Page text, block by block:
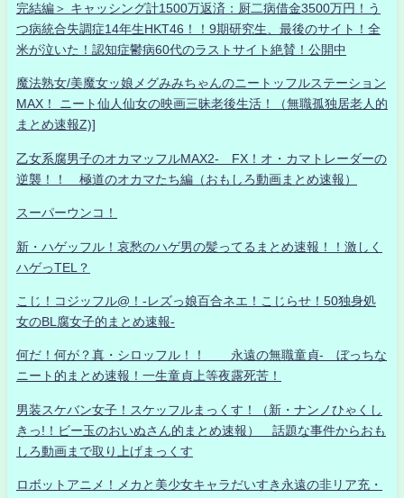
完結編＞ キャッシング計1500万返済：厨二病借金3500万円！う
つ病統合失調症14年生HKT46！！9期研究生、最後のサイト！全
米が泣いた！認知症鬱病60代のラストサイト絶賛！公開中
魔法熟女/美魔女ッ娘メグみみちゃんのニートッフルステーション
MAX！ ニート仙人仙女の映画三昧老後生活！（無職孤独居老人的
まとめ速報Z)]
乙女系腐男子のオカマッフルMAX2- FX！オ・カマトレーダーの
逆襲！！ 極道のオカマたち編（おもしろ動画まとめ速報）
スーパーウンコ！
新・ハゲッフル！哀愁のハゲ男の髪ってるまとめ速報！！激しく
ハゲっTEL？
こじ！コジッフル@！-レズっ娘百合ネエ！こじらせ！50独身処
女のBL腐女子的まとめ速報-
何だ！何が？真・シロッフル！！ 永遠の無職童貞- ぼっちな
ニート的まとめ速報！一生童貞上等夜露死苦！
男装スケバン女子！スケッフルまっくす！（新・ナンノひゃくし
きっ!！ビー玉のおいぬさん的まとめ速報） 話題な事件からおも
しろ動画まで取り上げまっくす
ロボットアニメ！メカと美少女キャラだいすき永遠の非リア充・